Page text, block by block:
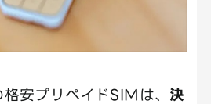
安プリペイドSIMは、 決